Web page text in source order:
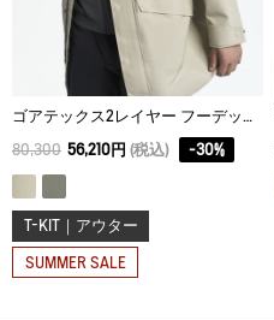
ゴアテックス2レイヤー フーデッドロングジャケット T-KIT
80,300 56,210円 (税込) -30%
T-KIT｜アウター
SUMMER SALE